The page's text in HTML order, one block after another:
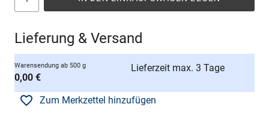
Lieferung & Versand
Warensendung ab 500 g
0,00 €
Lieferzeit max. 3 Tage
Zum Merkzettel hinzufügen